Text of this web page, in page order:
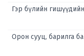
Гэр бүлийн
Орон сууц, барилга